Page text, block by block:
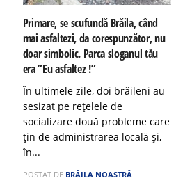
Primare, se scufundă Brăila, când
mai asfaltezi, da corespunzător, nu
doar simbolic. Parca sloganul tău
era ”Eu asfaltez !”
În ultimele zile, doi brăileni au
sesizat pe rețelele de
socializare două probleme care
țin de administrarea locală și,
în...
POSTAT DE BRĂILA NOASTRĂ